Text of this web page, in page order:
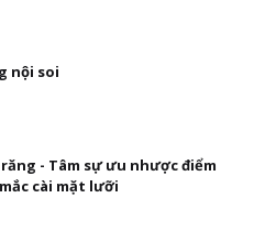
nội soi
- Tâm sự ưu nhược điểm
cài mặt lưỡi